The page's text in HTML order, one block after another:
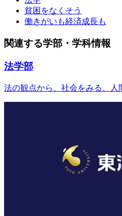
貧困をなくそう
働きがいも経済成長も
関連する学部・学科情報
法学部
法の観点から、社会をみる、人